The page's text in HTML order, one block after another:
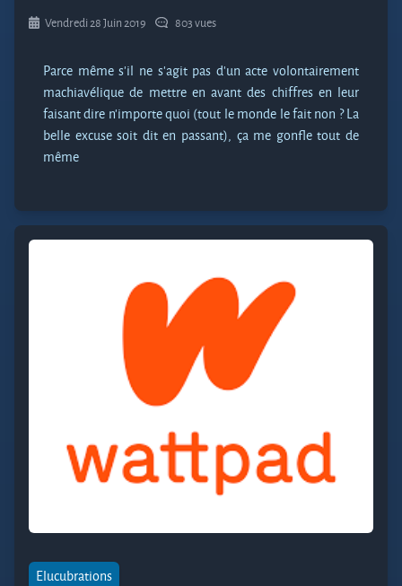
Vendredi 28 Juin 2019 803 vues
Parce même s’il ne s’agit pas d’un acte volontairement
machiavélique de mettre en avant des chiffres en leur
faisant dire n’importe quoi (tout le monde le fait non ? La
belle excuse soit dit en passant), ça me gonfle tout de
même
Elucubrations